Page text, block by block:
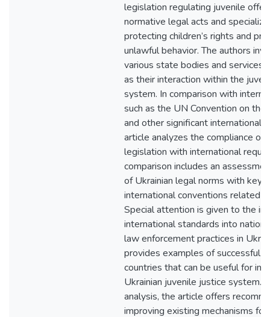
legislation regulating juvenile
normative legal acts and
protecting children’s rights and
unlawful behavior. The authors
various state bodies and services
as their interaction within the
system. In comparison with
such as the UN Convention on
and other significant international
article analyzes the compliance of
legislation with international
comparison includes an
of Ukrainian legal norms with key
international conventions related
Special attention is given to the
international standards into
law enforcement practices in
provides examples of successful
countries that can be useful for
Ukrainian juvenile justice system.
analysis, the article offers
improving existing mechanisms